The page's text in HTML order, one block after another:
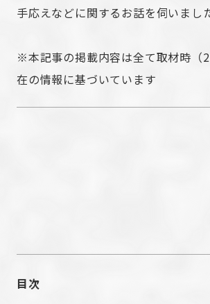
手応えなどに関するお話を伺いまし
※本記事の掲載内容は全て取材時（
在の情報に基づいています
目次